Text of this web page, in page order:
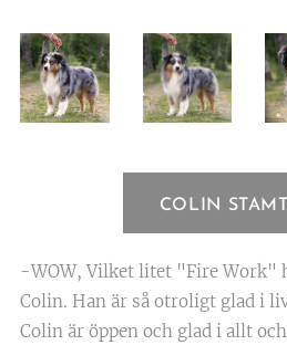
COLIN
-WOW, Vilket litet "Fire Work"
Colin. Han är så otroligt glad i
Colin är öppen och glad i allt